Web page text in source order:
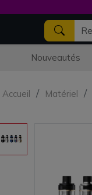
Nouveautés
Accueil Matériel